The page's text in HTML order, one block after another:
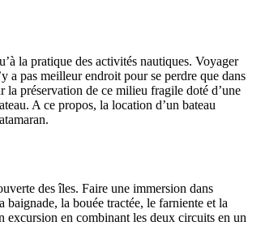
la pratique des activités nautiques. Voyager
a pas meilleur endroit pour se perdre que dans
la préservation de ce milieu fragile doté d’une
A ce propos, la location d’un bateau
des îles. Faire une immersion dans
la bouée tractée, le farniente et la
excursion en combinant les deux circuits en un